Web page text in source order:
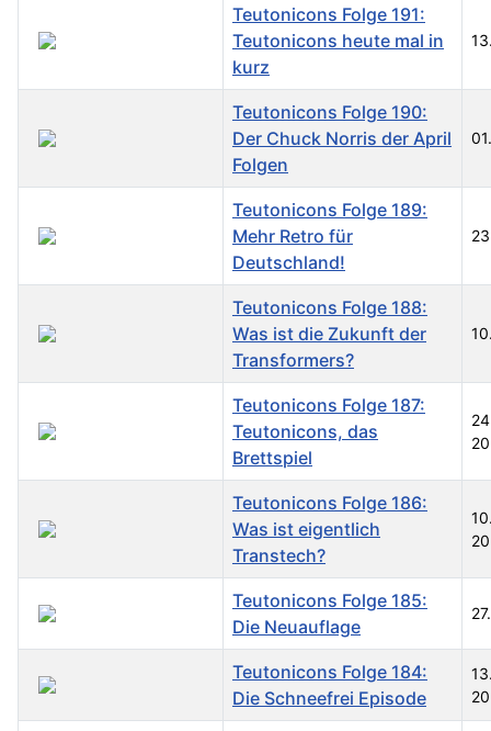
Teutonicons Folge 191:
Teutonicons heute mal in
kurz
Teutonicons Folge 190:
Der Chuck Norris der April
Folgen
Teutonicons Folge 189:
Mehr Retro für
Deutschland!
Teutonicons Folge 188:
Was ist die Zukunft der
Transformers?
Teutonicons Folge 187:
Teutonicons, das
Brettspiel
Teutonicons Folge 186:
Was ist eigentlich
Transtech?
Teutonicons Folge 185:
Die Neuauflage
Teutonicons Folge 184:
Die Schneefrei Episode